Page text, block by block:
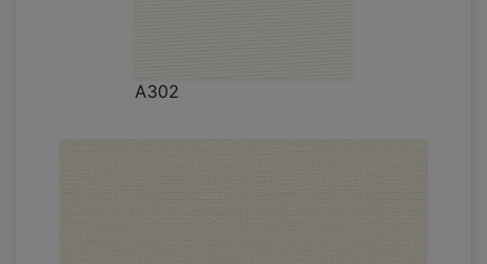
A302